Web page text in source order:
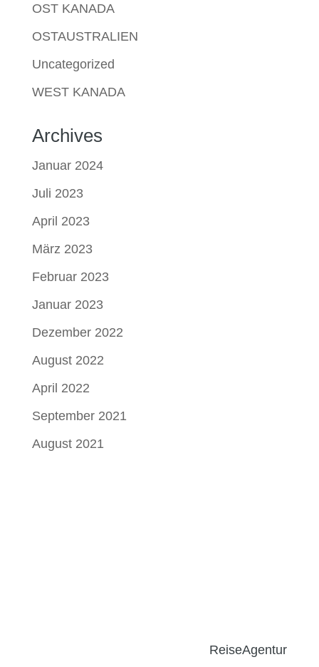
OST KANADA
OSTAUSTRALIEN
Uncategorized
WEST KANADA
Archives
Januar 2024
Juli 2023
April 2023
März 2023
Februar 2023
Januar 2023
Dezember 2022
August 2022
April 2022
September 2021
August 2021
ReiseAgentur